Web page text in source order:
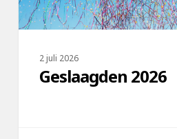
2 juli 2026
Geslaagden 2026